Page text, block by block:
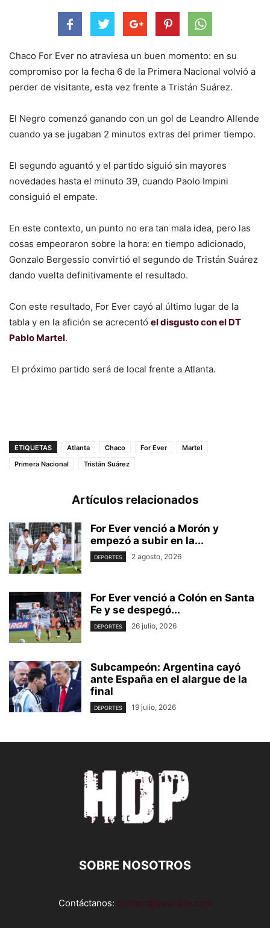
Chaco For Ever no atraviesa un buen momento: en su
compromiso por la fecha 6 de la Primera Nacional volvió a
perder de visitante, esta vez frente a Tristán Suárez.
El Negro comenzó ganando con un gol de Leandro Allende
cuando ya se jugaban 2 minutos extras del primer tiempo.
El segundo aguantó y el partido siguió sin mayores
novedades hasta el minuto 39, cuando Paolo Impini
consiguió el empate.
En este contexto, un punto no era tan mala idea, pero las
cosas empeoraron sobre la hora: en tiempo adicionado,
Gonzalo Bergessio convirtió el segundo de Tristán Suárez
dando vuelta definitivamente el resultado.
Con este resultado, For Ever cayó al último lugar de la
tabla y en la afición se acrecentó el disgusto con el DT
Pablo Martel.
El próximo partido será de local frente a Atlanta.
ETIQUETAS Atlanta Chaco For Ever
Martel
Primera Nacional
Tristán Suárez
Artículos relacionados
For Ever venció a Morón y
empezó a subir en la...
DEPORTES 2 agosto, 2026
For Ever venció a Colón en Santa
Fe y se despegó...
DEPORTES 26 julio, 2026
Subcampeón: Argentina cayó
ante España en el alargue de la
final
DEPORTES 19 julio, 2026
SOBRE NOSOTROS
Contáctanos: contact@yoursite.com